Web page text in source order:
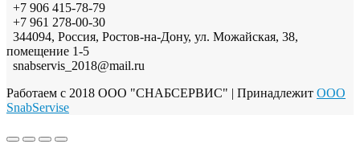
+7 906 415-78-79
+7 961 278-00-30
344094, Россия, Ростов-на-Дону, ул. Можайская, 38,
помещение 1-5
snabservis_2018@mail.ru
Работаем с 2018 ООО "СНАБСЕРВИС" | Принадлежит OOO
SnabServise